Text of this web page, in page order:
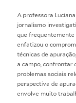
A professora
jornalismo
que frequentemente
enfatizou o
técnicas de
a campo, confrontar
problemas sociais
perspectiva de
envolve muito